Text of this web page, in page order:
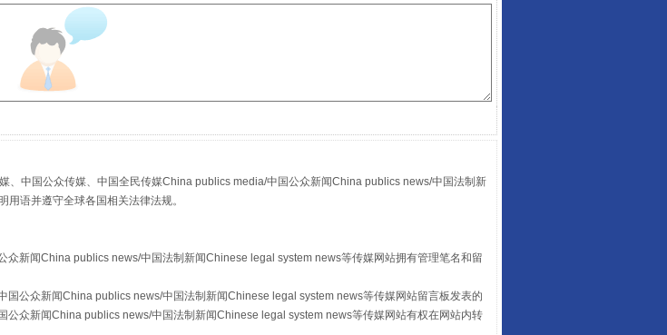
、中国公众传媒、中国全民传媒China publics media/中国公众新闻China publics news/中国法制新
语并遵守全球各国相关法律法规。
新闻China publics news/中国法制新闻Chinese legal system news等传媒网站拥有管理笔名和留
公众新闻China publics news/中国法制新闻Chinese legal system news等传媒网站留言板发表的
众新闻China publics news/中国法制新闻Chinese legal system news等传媒网站有权在网站内转